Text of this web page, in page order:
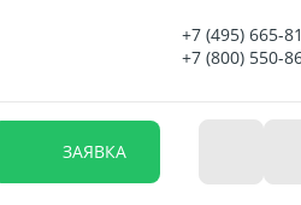
+7 (495) 665-
+7 (800) 550-
ЗАЯВКА